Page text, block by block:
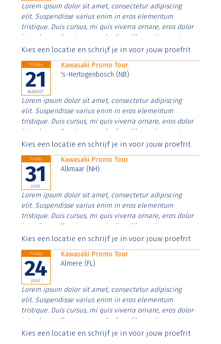
Lorem ipsum dolor sit amet, consectetur adipiscing
elit. Suspendisse varius enim in eros elementum
tristique. Duis cursus, mi quis viverra ornare, eros dolor
interdum nulla, ut commodo diam libero vitae erat.
Aenean faucibus nibh et justo cursus id rutrum lorem
Kies een locatie en schrijf je in voor jouw proefrit
Friday
21
AUGUST
Kawasaki Promo Tour
's-Hertogenbosch (NB)
Lorem ipsum dolor sit amet, consectetur adipiscing
elit. Suspendisse varius enim in eros elementum
tristique. Duis cursus, mi quis viverra ornare, eros dolor
interdum nulla, ut commodo diam libero vitae erat.
Aenean faucibus nibh et justo cursus id rutrum lorem
Kies een locatie en schrijf je in voor jouw proefrit
Friday
31
JULY
Kawasaki Promo Tour
Alkmaar (NH)
Lorem ipsum dolor sit amet, consectetur adipiscing
elit. Suspendisse varius enim in eros elementum
tristique. Duis cursus, mi quis viverra ornare, eros dolor
interdum nulla, ut commodo diam libero vitae erat.
Aenean faucibus nibh et justo cursus id rutrum lorem
Kies een locatie en schrijf je in voor jouw proefrit
Friday
24
JULY
Kawasaki Promo Tour
Almere (FL)
Lorem ipsum dolor sit amet, consectetur adipiscing
elit. Suspendisse varius enim in eros elementum
tristique. Duis cursus, mi quis viverra ornare, eros dolor
interdum nulla, ut commodo diam libero vitae erat.
Aenean faucibus nibh et justo cursus id rutrum lorem
Kies een locatie en schrijf je in voor jouw proefrit